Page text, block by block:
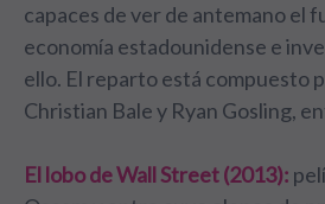
capaces de ver de antemano el
economía estadounidense e
ello. El reparto está compuesto
Christian Bale y Ryan Gosling,
El lobo de Wall Street (2013):